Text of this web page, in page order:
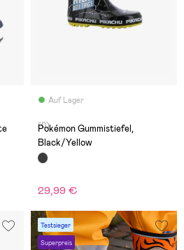
Auf Lager
(0)
Pokémon Gummistiefel,
Black/Yellow
29,99 €
Testsieger
Superpreis